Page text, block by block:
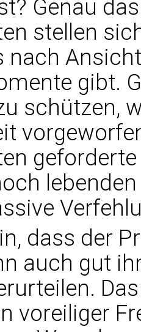
Genau
stellen
nach
gibt.
schützen,
dass der
auch gut
voreiliger